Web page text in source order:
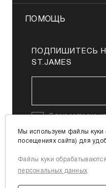
ПОМОЩЬ
ПОДПИШИТЕСЬ
ST.JAMES
Я даюсогласие
Политикой в
Я согласен с
Мы используем файлы
посещениях сайта) для
Файлы куки
персональных данных